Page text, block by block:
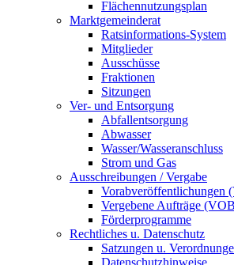
Flächennutzungsplan
Marktgemeinderat
Ratsinformations-System
Mitglieder
Ausschüsse
Fraktionen
Sitzungen
Ver- und Entsorgung
Abfallentsorgung
Abwasser
Wasser/Wasseranschluss
Strom und Gas
Ausschreibungen / Vergabe
Vorabveröffentlichungen
Vergebene Aufträge
Förderprogramme
Rechtliches u. Datenschutz
Satzungen u.
Datenschutzhinweise